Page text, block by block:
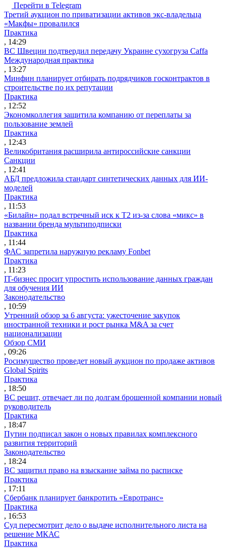
Перейти в Telegram
Третий аукцион по приватизации активов экс-владельца
«Макфы» провалился
Практика
, 14:29
ВС Швеции подтвердил передачу Украине сухогруза Caffa
Международная практика
, 13:27
Минфин планирует отбирать подрядчиков госконтрактов в
строительстве по их репутации
Практика
, 12:52
Экономколлегия защитила компанию от переплаты за
пользование землей
Практика
, 12:43
Великобритания расширила антироссийские санкции
Санкции
, 12:41
АБД предложила стандарт синтетических данных для ИИ-
моделей
Практика
, 11:53
«Билайн» подал встречный иск к Т2 из-за слова «микс» в
названии бренда мультиподписки
Практика
, 11:44
ФАС запретила наружную рекламу Fonbet
Практика
, 11:23
IT-бизнес просит упростить использование данных граждан
для обучения ИИ
Законодательство
, 10:59
Утренний обзор за 6 августа: ужесточение закупок
иностранной техники и рост рынка M&A за счет
национализации
Обзор СМИ
, 09:26
Росимущество проведет новый аукцион по продаже активов
Global Spirits
Практика
, 18:50
ВС решит, отвечает ли по долгам брошенной компании новый
руководитель
Практика
, 18:47
Путин подписал закон о новых правилах комплексного
развития территорий
Законодательство
, 18:24
ВС защитил право на взыскание займа по расписке
Практика
, 17:11
Сбербанк планирует банкротить «Евротранс»
Практика
, 16:53
Суд пересмотрит дело о выдаче исполнительного листа на
решение МКАС
Практика